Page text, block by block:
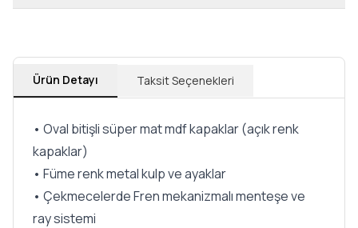
Ürün Detayı Taksit Seçenekleri
• Oval bitişli süper mat mdf kapaklar (açık renk
kapaklar)
• Füme renk metal kulp ve ayaklar
• Çekmecelerde Fren mekanizmalı menteşe ve
ray sistemi